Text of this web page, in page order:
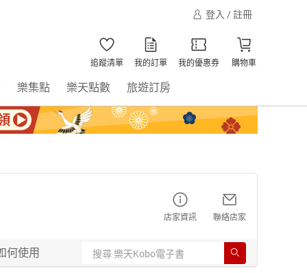
登入 / 註冊
追蹤清單 我的訂單 我的優惠券 購物車
樂集點 樂天點數 旅遊訂房
店家資訊 聯絡店家
何使用